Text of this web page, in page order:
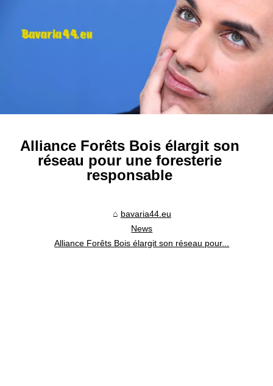
Alliance Forêts Bois élargit son
réseau pour une foresterie
responsable
bavaria44.eu
News
Alliance Forêts Bois élargit son réseau pour...